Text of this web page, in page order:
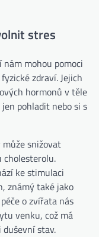
stres
mohou pomoci
zdraví. Jejich
hormonů v těle
pohladit nebo si s
snižovat
cholesterolu.
ke stimulaci
známý také jako
o zvířata nás
venku, což má
stav.